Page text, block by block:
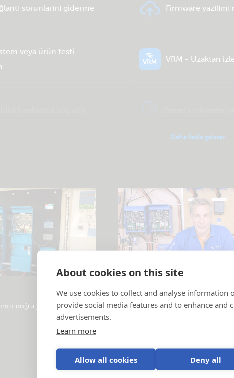
About cookies on this site
We use cookies to collect and analyse information
provide social media features and to enhance and
advertisements.
Learn more
Allow all cookies Deny all
sorunlarını giderme Firmware
veya ürün testi
VRM - Uzaktan
Daha fazla göster
doğru yapın
Eğitici videolar
Ürünler ve sistemler açıklandı.